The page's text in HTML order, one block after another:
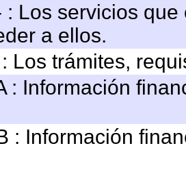
: Los servicios
a ellos.
Los trámites,
: Información
: Información